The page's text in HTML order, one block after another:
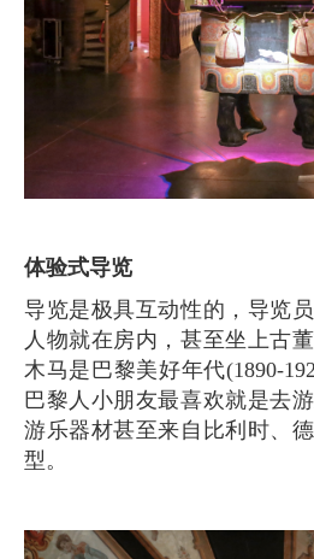
体验式导览
导览是极具互动性的，导览员会让大家找看看哪些
人物就在房内，甚至坐上古
木马是巴黎美好年代(1890-
巴黎人小朋友最喜欢就是去
游乐器材甚至来自比利时、
型。